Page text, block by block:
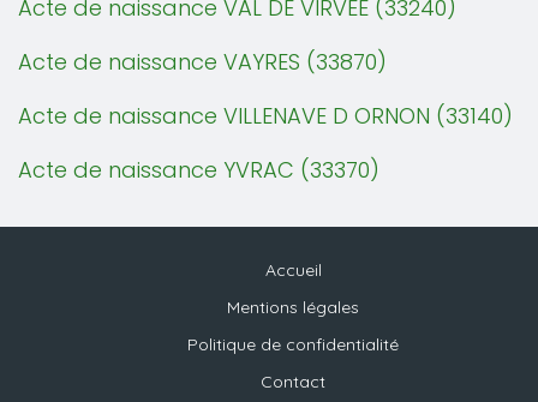
Acte de naissance VAL DE VIRVEE (33240)
Acte de naissance VAYRES (33870)
Acte de naissance VILLENAVE D ORNON (33140)
Acte de naissance YVRAC (33370)
Accueil
Mentions légales
Politique de confidentialité
Contact